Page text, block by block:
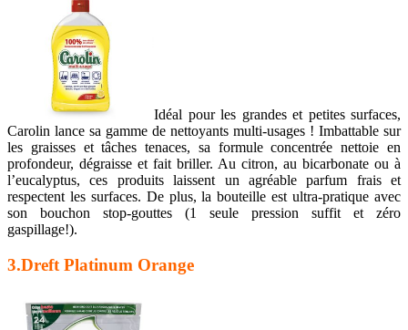
Idéal pour les grandes et petites surfaces,
Carolin lance sa gamme de nettoyants multi-usages ! Imbattable sur
les graisses et tâches tenaces, sa formule concentrée nettoie en
profondeur, dégraisse et fait briller. Au citron, au bicarbonate ou à
l’eucalyptus, ces produits laissent un agréable parfum frais et
respectent les surfaces. De plus, la bouteille est ultra-pratique avec
son bouchon stop-gouttes (1 seule pression suffit et zéro
gaspillage!).
3.Dreft Platinum Orange